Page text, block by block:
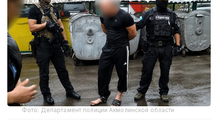
Фото: Департамент полиции Акмолинской области